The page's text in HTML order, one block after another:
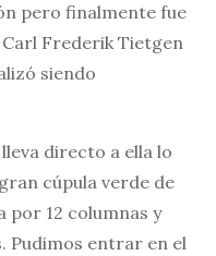
pero finalmente fue
Carl Frederik Tietgen
siendo
directo a ella lo
cúpula verde de
por 12 columnas y
Pudimos entrar en el